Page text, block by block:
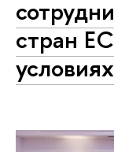
стран